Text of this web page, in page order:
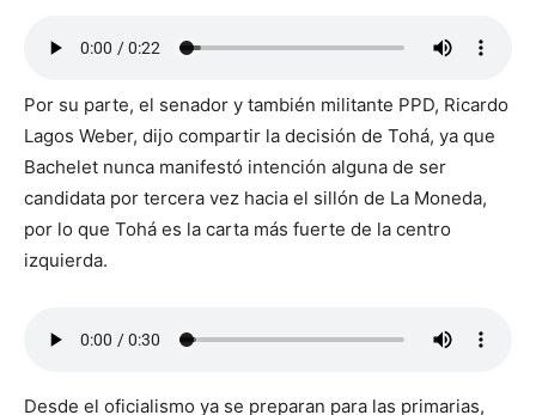
Por su parte, el senador y también militante PPD, Ricardo
Lagos Weber, dijo compartir la decisión de Tohá, ya que
Bachelet nunca manifestó intención alguna de ser
candidata por tercera vez hacia el sillón de La Moneda,
por lo que Tohá es la carta más fuerte de la centro
izquierda.
Desde el oficialismo ya se preparan para las primarias,